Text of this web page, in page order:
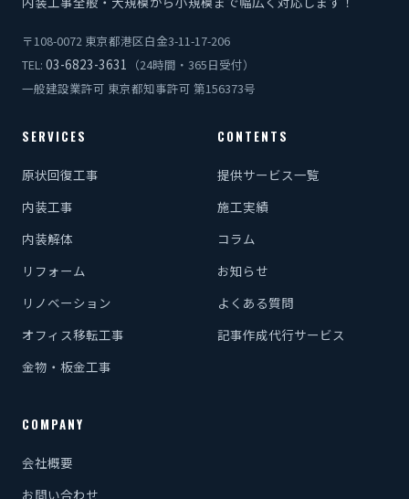
〒108-0072 東京都港区白金3-11-17-206
TEL: 03-6823-3631
（24時間・365日受付）
一般建設業許可 東京都知事許可 第156373号
SERVICES
原状回復工事
内装工事
内装解体
リフォーム
リノベーション
オフィス移転工事
金物・板金工事
CONTENTS
提供サービス一覧
施工実績
コラム
お知らせ
よくある質問
記事作成代行サービス
COMPANY
会社概要
お問い合わせ